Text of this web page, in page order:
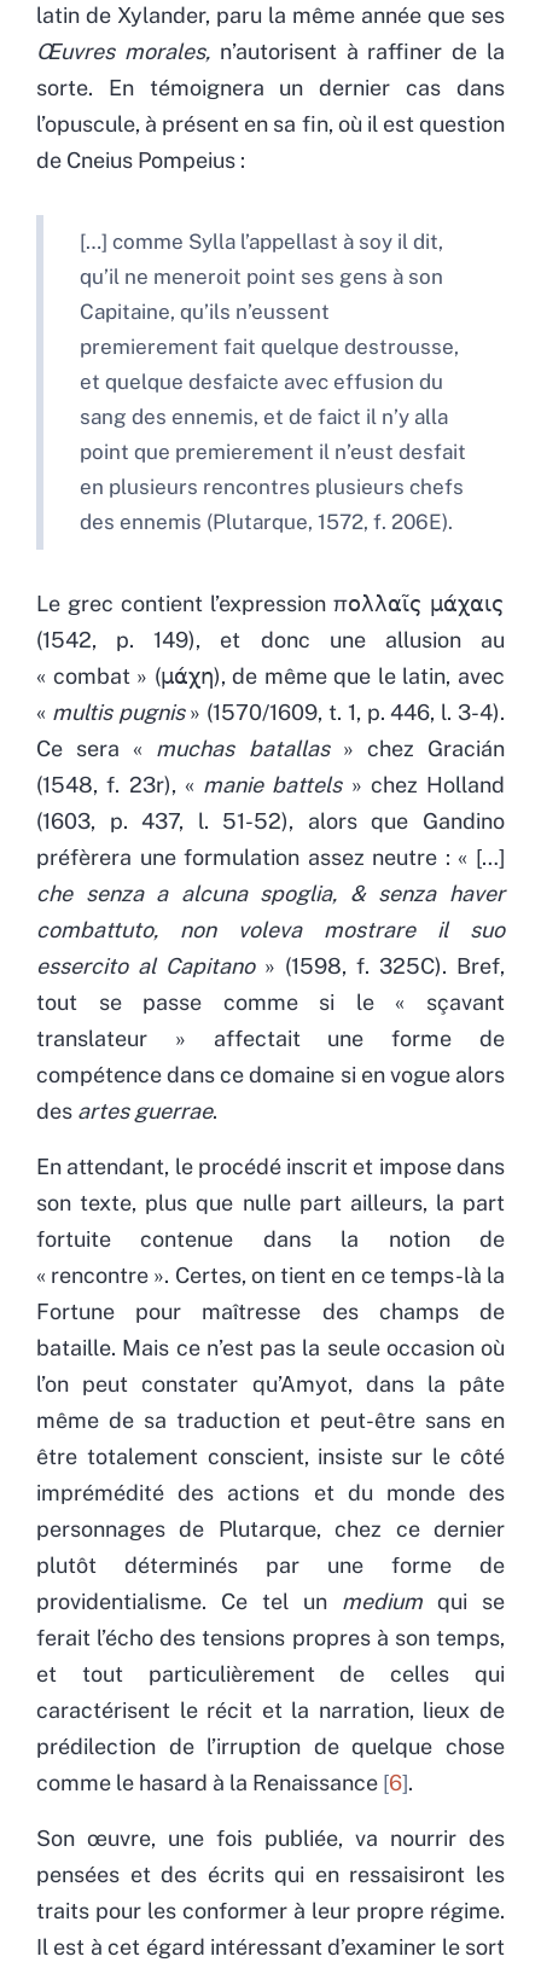
latin de Xylander, paru la même année que ses
Œuvres morales, n’autorisent à raffiner de la
sorte. En témoignera un dernier cas dans
l’opuscule, à présent en sa fin, où il est question
de Cneius Pompeius :
[…] comme Sylla l’appellast à soy il dit,
qu’il ne meneroit point ses gens à son
Capitaine, qu’ils n’eussent
premierement fait quelque destrousse,
et quelque desfaicte avec effusion du
sang des ennemis, et de faict il n’y alla
point que premierement il n’eust desfait
en plusieurs rencontres plusieurs chefs
des ennemis (Plutarque, 1572, f. 206E).
Le grec contient l’expression πολλαῖς μάχαις
(1542, p. 149), et donc une allusion au
« combat » (μάχη), de même que le latin, avec
« multis pugnis» (1570/1609, t. 1, p. 446, l. 3-4).
Ce sera « muchas batallas» chez Gracián
(1548, f. 23r), « manie battels» chez Holland
(1603, p. 437, l. 51-52), alors que Gandino
préfèrera une formulation assez neutre : « […]
che senza a alcuna spoglia, & senza haver
combattuto, non voleva mostrare il suo
essercito al Capitano» (1598, f. 325C). Bref,
tout se passe comme si le « sçavant
translateur » affectait une forme de
compétence dans ce domaine si en vogue alors
des artes guerrae.
En attendant, le procédé inscrit et impose dans
son texte, plus que nulle part ailleurs, la part
fortuite contenue dans la notion de
« rencontre ». Certes, on tient en ce temps-là la
Fortune pour maîtresse des champs de
bataille. Mais ce n’est pas la seule occasion où
l’on peut constater qu’Amyot, dans la pâte
même de sa traduction et peut-être sans en
être totalement conscient, insiste sur le côté
imprémédité des actions et du monde des
personnages de Plutarque, chez ce dernier
plutôt déterminés par une forme de
providentialisme. Ce tel un medium qui se
ferait l’écho des tensions propres à son temps,
et tout particulièrement de celles qui
caractérisent le récit et la narration, lieux de
prédilection de l’irruption de quelque chose
comme le hasard à la Renaissance 6 .
Son œuvre, une fois publiée, va nourrir des
pensées et des écrits qui en ressaisiront les
traits pour les conformer à leur propre régime.
Il est à cet égard intéressant d’examiner le sort